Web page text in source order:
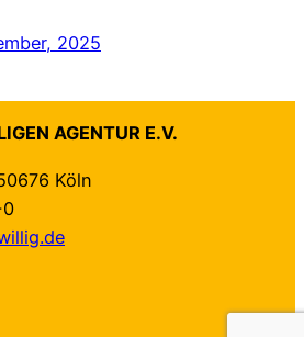
2025
AGENTUR E.V.
Köln
0